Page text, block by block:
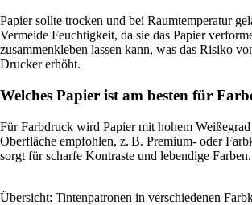
Papier sollte trocken und bei Raumtemperatur
Vermeide Feuchtigkeit, da sie das Papier
zusammenkleben lassen kann, was das Risiko
Drucker erhöht.
Welches Papier ist am besten für
Für Farbdruck wird Papier mit hohem
Oberfläche empfohlen, z. B. Premium- oder
sorgt für scharfe Kontraste und lebendige Farben.
Übersicht: Tintenpatronen in verschiedenen